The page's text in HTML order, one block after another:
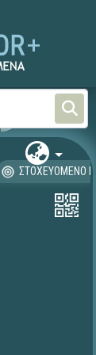
Γεωλογία
ΣΤΟΧΕΥΟΜΕΝΟ